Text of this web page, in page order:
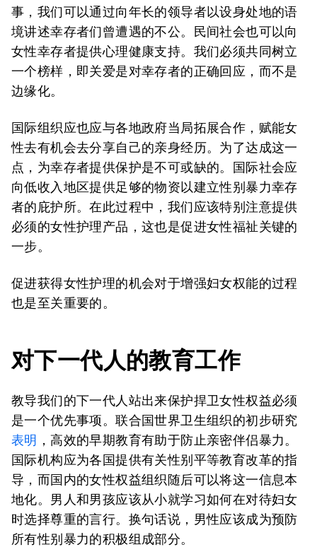
事，我们可以通过向年长的领导者以设身处地的语
境讲述幸存者们曾遭遇的不公。民间社会也可以向
女性幸存者提供心理健康支持。我们必须共同树立
一个榜样，即关爱是对幸存者的正确回应，而不是
边缘化。
国际组织应也应与各地政府当局拓展合作，赋能女
性去有机会去分享自己的亲身经历。为了达成这一
点，为幸存者提供保护是不可或缺的。国际社会应
向低收入地区提供足够的物资以建立性别暴力幸存
者的庇护所。在此过程中，我们应该特别注意提供
必须的女性护理产品，这也是促进女性福祉关键的
一步。
促进获得女性护理的机会对于增强妇女权能的过程
也是至关重要的。
对下一代人的教育工作
教导我们的下一代人站出来保护捍卫女性权益必须
是一个优先事项。联合国世界卫生组织的初步研究
表明 ，高效的早期教育有助于防止亲密伴侣暴力。
国际机构应为各国提供有关性别平等教育改革的指
导，而国内的女性权益组织随后可以将这一信息本
地化。男人和男孩应该从小就学习如何在对待妇女
时选择尊重的言行。换句话说，男性应该成为预防
所有性别暴力的积极组成部分。